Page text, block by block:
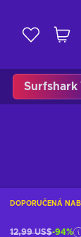
Surfshark
DOPORUČENÁ
12,99 US$-94%